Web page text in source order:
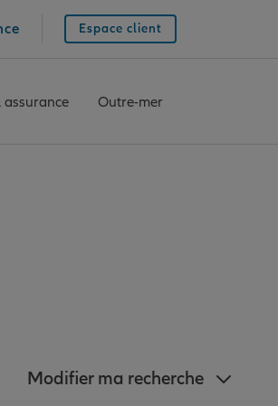
Espace client
assurance Outre-mer
Modifier ma recherche